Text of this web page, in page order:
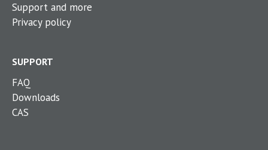
Support and more
Privacy policy
SUPPORT
FAQ
Downloads
CAS